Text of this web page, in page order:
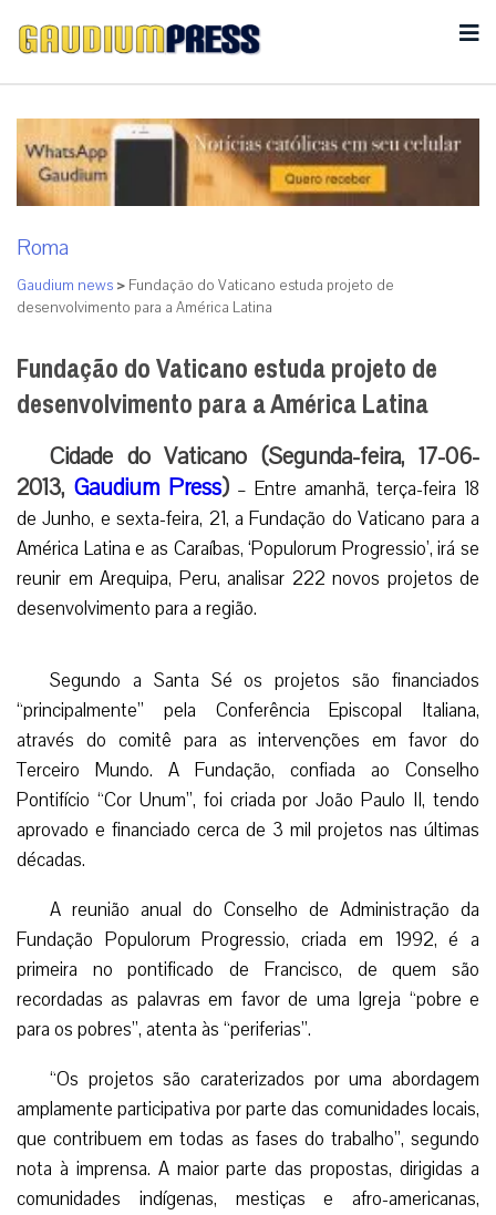
Roma
Gaudium news > Fundação do Vaticano estuda projeto de
desenvolvimento para a América Latina
Fundação do Vaticano estuda projeto de
desenvolvimento para a América Latina
Cidade do Vaticano (Segunda-feira, 17-06-
2013, Gaudium Press) – Entre amanhã, terça-feira 18
de Junho, e sexta-feira, 21, a Fundação do Vaticano para a
América Latina e as Caraíbas, ‘Populorum Progressio’, irá se
reunir em Arequipa, Peru, analisar 222 novos projetos de
desenvolvimento para a região.
Segundo a Santa Sé os projetos são financiados
“principalmente” pela Conferência Episcopal Italiana,
através do comitê para as intervenções em favor do
Terceiro Mundo. A Fundação, confiada ao Conselho
Pontifício “Cor Unum”, foi criada por João Paulo II, tendo
aprovado e financiado cerca de 3 mil projetos nas últimas
décadas.
A reunião anual do Conselho de Administração da
Fundação Populorum Progressio, criada em 1992, é a
primeira no pontificado de Francisco, de quem são
recordadas as palavras em favor de uma Igreja “pobre e
para os pobres”, atenta às “periferias”.
“Os projetos são caraterizados por uma abordagem
amplamente participativa por parte das comunidades locais,
que contribuem em todas as fases do trabalho”, segundo
nota à imprensa. A maior parte das propostas, dirigidas a
comunidades indígenas, mestiças e afro-americanas,